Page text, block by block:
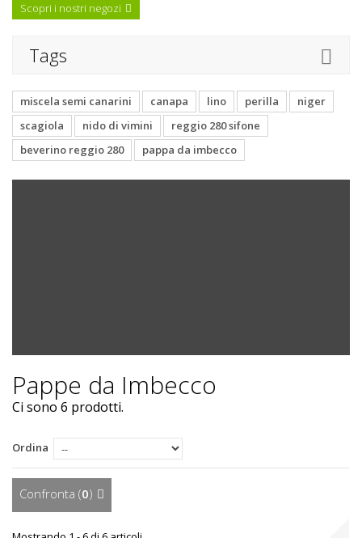
Scopri i nostri negozi
Tags
miscela semi canarini canapa lino perilla
niger
scagiola
nido di vimini
reggio 280 sifone
beverino reggio 280
pappa da imbecco
Pappe da Imbecco
Ci sono 6 prodotti.
Ordina
Confronta (0)